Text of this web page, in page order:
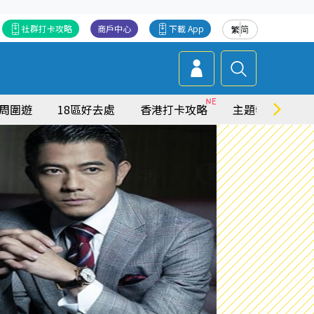
繁简
下載 App
商戶中心
社群打卡攻略
圍遊 18區好去處 香港打卡攻略 主題特集